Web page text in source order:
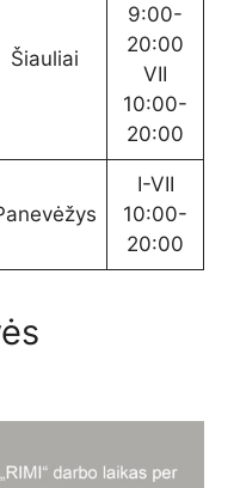
Šiauliai
9:00-
20:00
VII
10:00-
20:00
I-VII
10:00-
20:00